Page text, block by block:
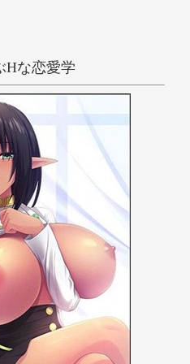
こ
そ
と
も
Hな恋愛学
和姦
の耳
ツキト